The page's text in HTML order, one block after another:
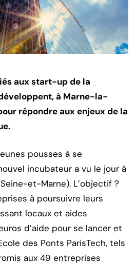
aux start-up de la
à Marne-la-
répondre aux enjeux de la
pousses à se
incubateur a vu le jour à
et-Marne). L’objectif ?
à poursuivre leurs
locaux et aides
d’aide pour se lancer et
des Ponts ParisTech, tels
aux 49 entreprises